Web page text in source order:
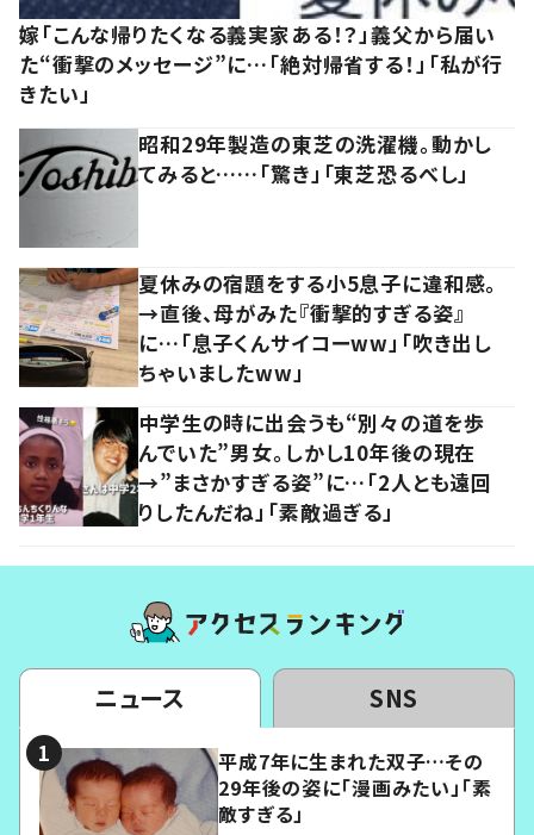
嫁「こんな帰りたくなる義実家ある！？」義父から届い
た“衝撃のメッセージ”に…「絶対帰省する！」「私が行
きたい」
昭和29年製造の東芝の洗濯機。動かし
てみると……「驚き」「東芝恐るべし」
夏休みの宿題をする小5息子に違和感。
→直後、母がみた『衝撃的すぎる姿』
に…「息子くんサイコーww」「吹き出し
ちゃいましたww」
中学生の時に出会うも“別々の道を歩
んでいた”男女。しかし10年後の現在
→”まさかすぎる姿”に…「2人とも遠回
りしたんだね」「素敵過ぎる」
ニュース SNS
平成7年に生まれた双子…その
29年後の姿に「漫画みたい」「素
敵すぎる」